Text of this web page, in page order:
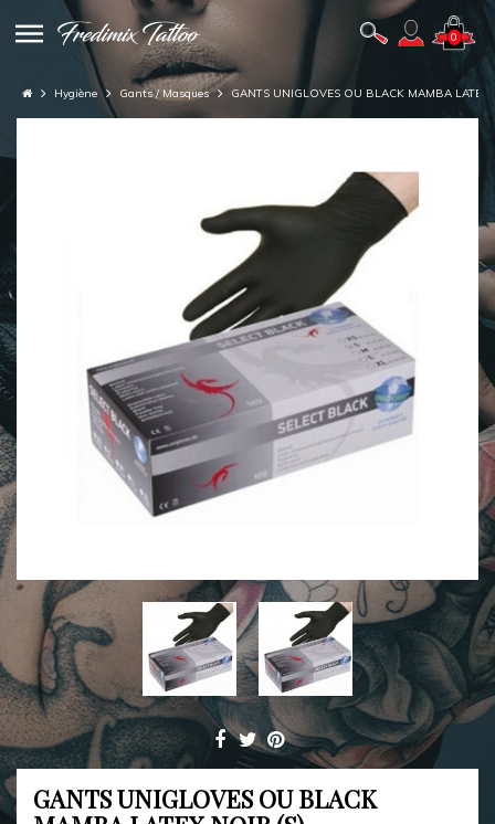
0
Hygiène Gants / Masques GANTS UNIGLOVES OU BLACK MAMBA LATEX
GANTS UNIGLOVES OU BLACK